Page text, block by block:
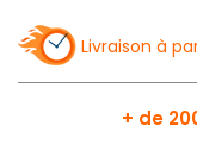
Livraison à
+ de